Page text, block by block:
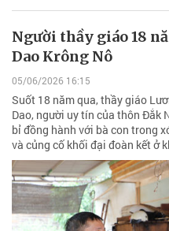
Người thầy giáo 18
Dao Krông Nô
05/06/2026 16:15
Suốt 18 năm qua, thầy giáo
Dao, người uy tín của thôn Đắk
bỉ đồng hành với bà con trong
và củng cố khối đại đoàn kết ở